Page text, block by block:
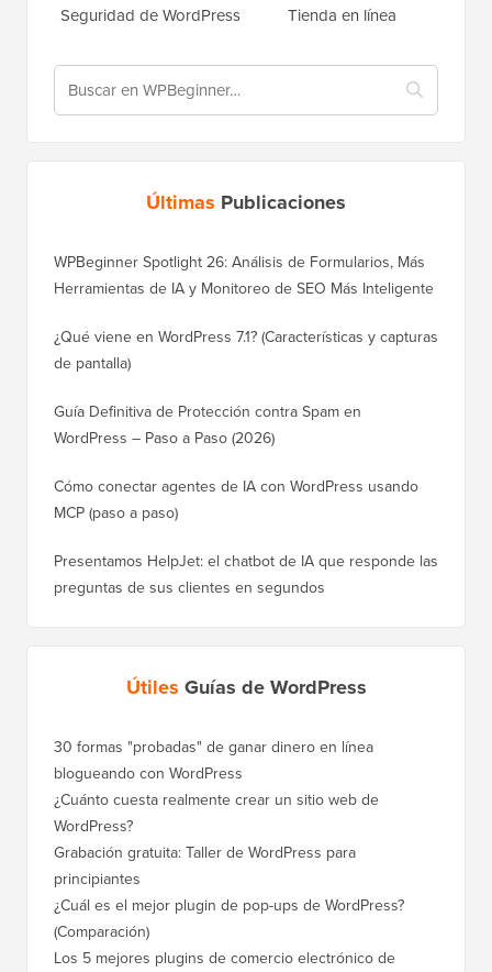
Seguridad de WordPress
Tienda en línea
Últimas Publicaciones
WPBeginner Spotlight 26: Análisis de Formularios, Más
Herramientas de IA y Monitoreo de SEO Más Inteligente
¿Qué viene en WordPress 7.1? (Características y capturas
de pantalla)
Guía Definitiva de Protección contra Spam en
WordPress – Paso a Paso (2026)
Cómo conectar agentes de IA con WordPress usando
MCP (paso a paso)
Presentamos HelpJet: el chatbot de IA que responde las
preguntas de sus clientes en segundos
Útiles Guías de WordPress
30 formas "probadas" de ganar dinero en línea
blogueando con WordPress
¿Cuánto cuesta realmente crear un sitio web de
WordPress?
Grabación gratuita: Taller de WordPress para
principiantes
¿Cuál es el mejor plugin de pop-ups de WordPress?
(Comparación)
Los 5 mejores plugins de comercio electrónico de